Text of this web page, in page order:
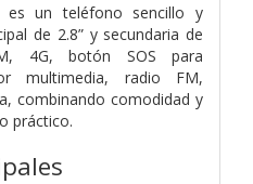
es un teléfono sencillo y
de 2.8” y secundaria de
4G, botón SOS para
multimedia, radio FM,
combinando comodidad y
práctico.